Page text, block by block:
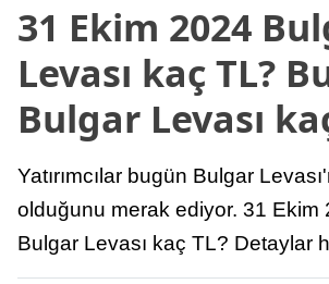
31 Ekim 2024
Levası kaç TL?
Bulgar Levası
Yatırımcılar bugün Bulgar
olduğunu merak ediyor. 31 Ekim
Bulgar Levası kaç TL? Detaylar